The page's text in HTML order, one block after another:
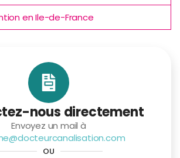
en Ile-de-France
nous directement
Envoyez un mail à
OU